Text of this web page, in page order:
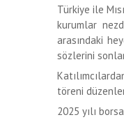
Türkiye ile
kurumlar
arasındaki
sözlerini
töreni
2025 yılı